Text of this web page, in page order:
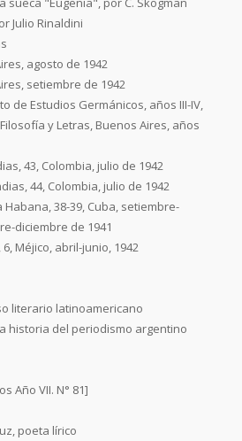
Julio Rinaldini
agosto de 1942
setiembre de 1942
de Estudios Germánicos, años III-IV,
y Letras, Buenos Aires, años
43, Colombia, julio de 1942
44, Colombia, julio de 1942
38-39, Cuba, setiembre-
diciembre de 1941
Méjico, abril-junio, 1942
literario latinoamericano
historia del periodismo argentino
Año VII. N° 81]
poeta lírico